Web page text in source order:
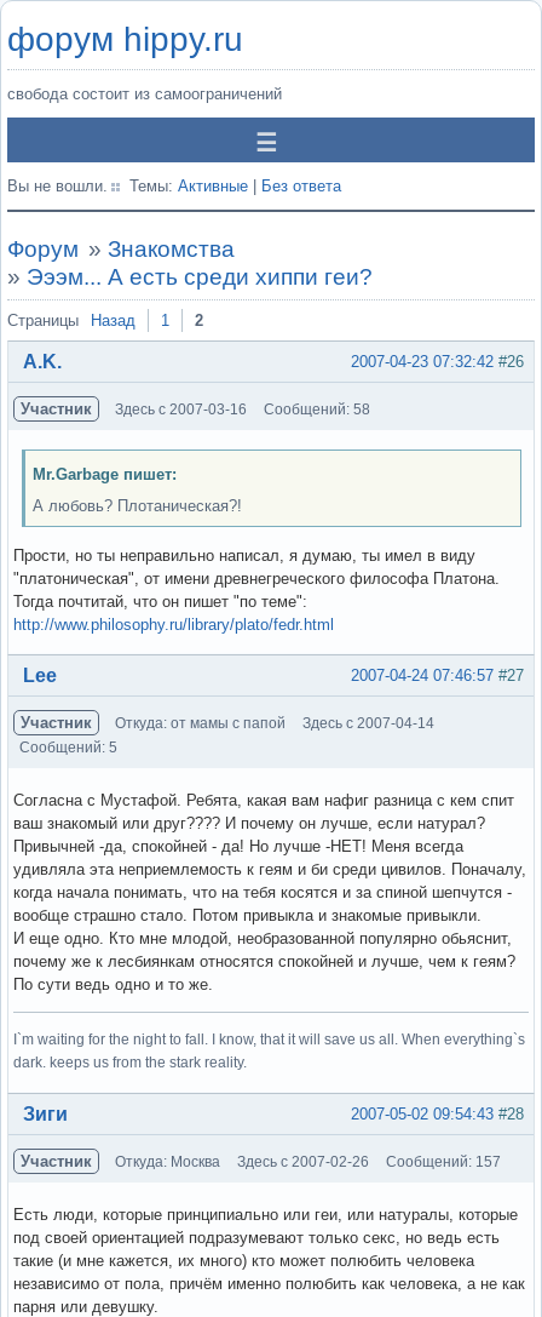
форум hippy.ru
свобода состоит из самоограничений
Вы не вошли. Темы: Активные Без ответа
Форум » Знакомства
» Эээм... А есть среди хиппи геи?
Страницы Назад 1 2
#26
2007-04-23 07:32:42
A.K.
Участник Здесь с 2007-03-16 Сообщений: 58
Mr.Garbage пишет:
А любовь? Плотаническая?!
Прости, но ты неправильно написал, я думаю, ты имел в виду
"платоническая", от имени древнегреческого философа Платона.
Тогда почтитай, что он пишет "по теме":
http://www.philosophy.ru/library/plato/fedr.html
Вне форума #27
2007-04-24 07:46:57
Lee
Участник Откуда: от мамы с папой
Здесь с 2007-04-14
Сообщений: 5
Согласна с Мустафой. Ребята, какая вам нафиг разница с кем спит
ваш знакомый или друг???? И почему он лучше, если натурал?
Привычней -да, спокойней - да! Но лучше -НЕТ! Меня всегда
удивляла эта неприемлемость к геям и би среди цивилов. Поначалу,
когда начала понимать, что на тебя косятся и за спиной шепчутся -
вообще страшно стало. Потом привыкла и знакомые привыкли.
И еще одно. Кто мне млодой, необразованной популярно обьяснит,
почему же к лесбиянкам относятся спокойней и лучше, чем к геям?
По сути ведь одно и то же.
I`m waiting for the night to fall. I know, that it will save us all. When everything`s
dark. keeps us from the stark reality.
Вне форума #28
2007-05-02 09:54:43
Зиги
Участник Откуда: Москва Здесь с 2007-02-26 Сообщений: 157
Есть люди, которые принципиально или геи, или натуралы, которые
под своей ориентацией подразумевают только секс, но ведь есть
такие (и мне кажется, их много) кто может полюбить человека
независимо от пола, причём именно полюбить как человека, а не как
парня или девушку.